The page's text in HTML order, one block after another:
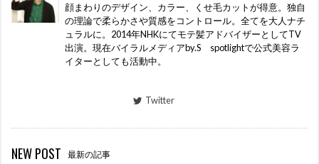
顔まわりのデザイン、カラー、くせ毛カットが得意。独自
の理論で柔らかさや質感をコントロール。全てを大人ナチ
ュラルに。2014年NHKにてモテ髪アドバイザーとしてTV
出演。現在バイラルメディアby.S spotlightで公式美容ラ
イターとしても活動中。
Twitter
NEW POST 最新の記事